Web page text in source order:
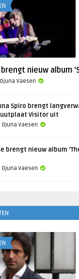
nieuw album
Djuna Vaesen
Spiro brengt
Visitor uit
Djuna Vaesen
brengt nieuw album
Djuna Vaesen